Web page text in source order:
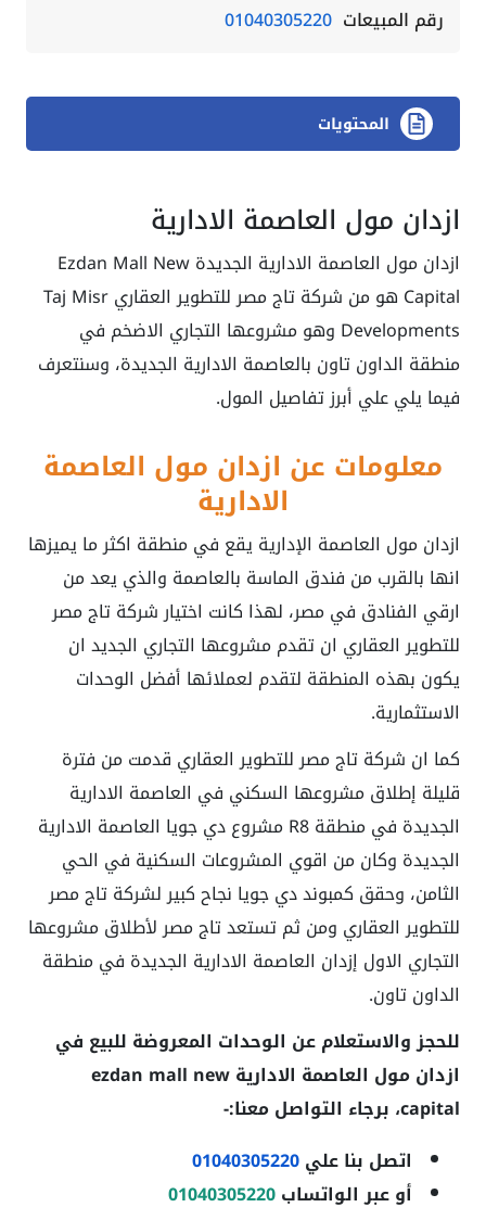
رقم المبيعات 01040305220
المحتويات
ازدان مول العاصمة الادارية
ازدان مول العاصمة الادارية الجديدة Ezdan Mall New
Capital هو من شركة تاج مصر للتطوير العقاري Taj Misr
Developments وهو مشروعها التجاري الاضخم في
منطقة الداون تاون بالعاصمة الادارية الجديدة، وسنتعرف
فيما يلي علي أبرز تفاصيل المول.
معلومات عن ازدان مول العاصمة
الادارية
ازدان مول العاصمة الإدارية يقع في منطقة اكثر ما يميزها
انها بالقرب من فندق الماسة بالعاصمة والذي يعد من
ارقي الفنادق في مصر، لهذا كانت اختيار شركة تاج مصر
للتطوير العقاري ان تقدم مشروعها التجاري الجديد ان
يكون بهذه المنطقة لتقدم لعملائها أفضل الوحدات
الاستثمارية.
كما ان شركة تاج مصر للتطوير العقاري قدمت من فترة
قليلة إطلاق مشروعها السكني في العاصمة الادارية
الجديدة في منطقة R8 مشروع دي جويا العاصمة الادارية
الجديدة وكان من اقوي المشروعات السكنية في الحي
الثامن، وحقق كمبوند دي جويا نجاح كبير لشركة تاج مصر
للتطوير العقاري ومن ثم تستعد تاج مصر لأطلاق مشروعها
التجاري الاول إزدان العاصمة الادارية الجديدة في منطقة
الداون تاون.
للحجز والاستعلام عن الوحدات المعروضة للبيع في
ازدان مول العاصمة الادارية ezdan mall new
capital، برجاء التواصل معنا:-
اتصل بنا علي01040305220
أو عبر الواتساب01040305220